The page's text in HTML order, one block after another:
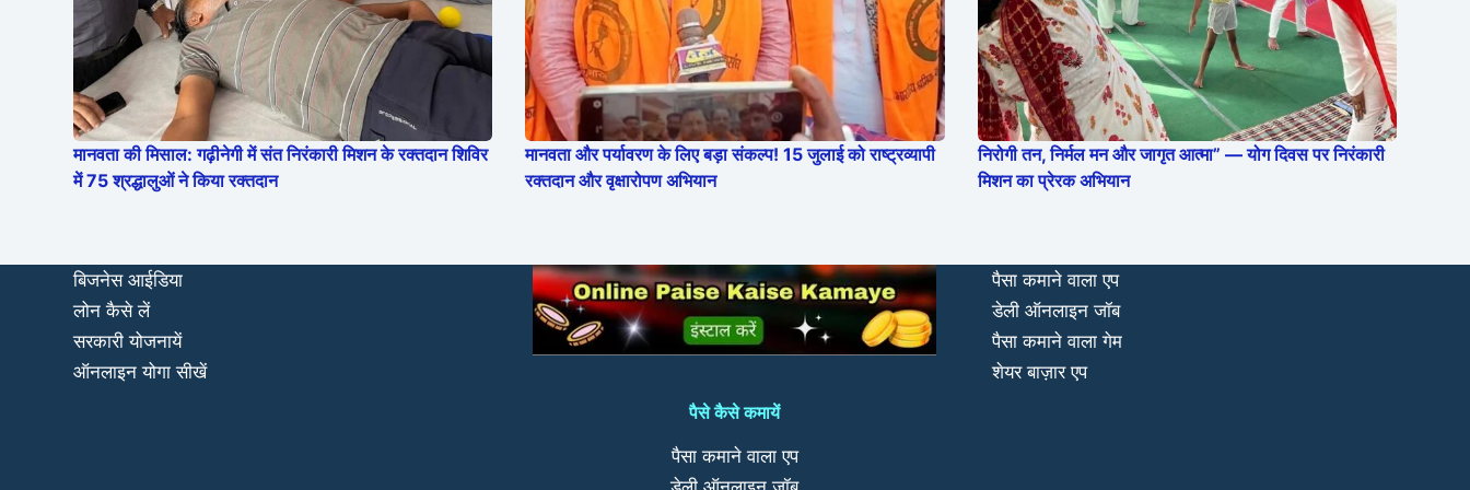
मानवता की मिसाल: गढ़ीनेगी में संत निरंकारी मिशन के रक्तदान शिविर
में 75 श्रद्धालुओं ने किया रक्तदान
मानवता और पर्यावरण के लिए बड़ा संकल्प! 15 जुलाई को राष्ट्रव्यापी
रक्तदान और वृक्षारोपण अभियान
निरोगी तन, निर्मल मन और जागृत आत्मा” — योग दिवस पर निरंकारी
मिशन का प्रेरक अभियान
बिजनेस आईडिया
लोन कैसे लें
सरकारी योजनायें
ऑनलाइन योगा सीखें
पैसे कैसे कमायें
पैसा कमाने वाला एप
पैसा कमाने वाला एप
डेली ऑनलाइन जॉब
पैसा कमाने वाला गेम
शेयर बाज़ार एप